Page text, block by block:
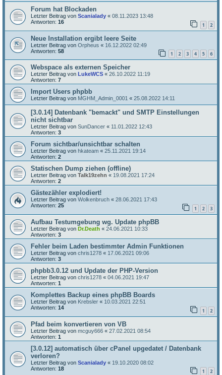
Forum hat Blockaden
Letzter Beitrag von Scanialady « 08.11.2023 13:48
Antworten: 16 1 2
Neue Installation ergibt leere Seite
Letzter Beitrag von Orpheus « 16.12.2022 02:49
Antworten: 58 1 2 3 4 5 6
Webspace als externen Speicher
Letzter Beitrag von LukeWCS « 26.10.2022 11:19
Antworten: 7
Import Users phpbb
Letzter Beitrag von MGHM_Admin_0001 « 25.08.2022 14:11
[3.0.14] Datenbank "bemackt" und SMTP Einstellungen
nicht sichtbar
Letzter Beitrag von SunDancer « 11.01.2022 12:43
Antworten: 3
Forum sichtbar/unsichtbar schalten
Letzter Beitrag von hkateam « 25.11.2021 19:14
Antworten: 2
Statischen Dump ziehen (offline)
Letzter Beitrag von Talk19zehn « 19.08.2021 17:24
Antworten: 2
Gästezähler explodiert!
Letzter Beitrag von Wolkenbruch « 28.06.2021 17:43
Antworten: 25 1 2 3
Aufbau Testumgebung wg. Update phpBB
Letzter Beitrag von Dr.Death « 24.06.2021 10:33
Antworten: 3
Fehler beim Laden bestimmter Admin Funktionen
Letzter Beitrag von chris1278 « 17.06.2021 09:06
Antworten: 3
phpbb3.0.12 und Update der PHP-Version
Letzter Beitrag von chris1278 « 04.06.2021 19:47
Antworten: 1
Komplettes Backup eines phpBB Boards
Letzter Beitrag von Krebsler « 10.03.2021 22:51
Antworten: 14 1 2
Pfad beim konvertieren von VB
Letzter Beitrag von mcguy666 « 27.02.2021 08:54
Antworten: 1
[3.0.12] automatisch über cPanel upgedatet / Datenbank
verloren?
Letzter Beitrag von Scanialady « 19.10.2020 08:02
Antworten: 18 1 2